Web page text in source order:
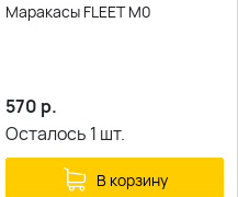
Маракасы FLEET M0
570 р.
Осталось 1 шт.
В корзину